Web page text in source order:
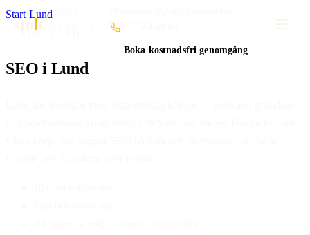
sto t 073-554 69 68
Boka kostnadsfri genomgång
Start Lund
SEO i Lund